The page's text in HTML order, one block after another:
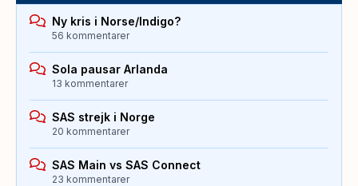
Ny kris i Norse/Indigo?
56 kommentarer
Sola pausar Arlanda
13 kommentarer
SAS strejk i Norge
20 kommentarer
SAS Main vs SAS Connect
23 kommentarer